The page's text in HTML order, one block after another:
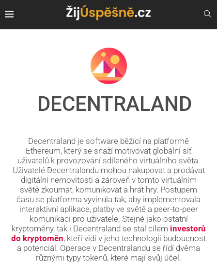
DECENTRALAND
Decentraland je software běžící na platformě
Ethereum, který se snaží motivovat globální síť
uživatelů k provozování sdíleného virtuálního světa.
Uživatelé Decentralandu mohou nakupovat a prodávat
digitální nemovitosti a zároveň v tomto virtuálním
světě zkoumat, komunikovat a hrát hry. Postupem
času se platforma vyvinula tak, aby implementovala
interaktivní aplikace, platby ve světě a peer-to-peer
komunikaci pro uživatele. Stejně jako ostatní
kryptoměny, tak i Decentraland se stal cílem investorů
do kryptoměn, kteří vidí v jeho technologii budoucnost
a potenciál. Operace v Decentralandu se řídí dvěma
různými typy tokenů, které mají svůj účel.